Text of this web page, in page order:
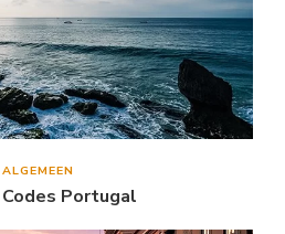
ALGEMEEN
Portugal